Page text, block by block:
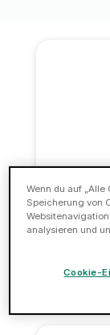
Wenn du auf
Speicherung von
analysieren und
Cookie-